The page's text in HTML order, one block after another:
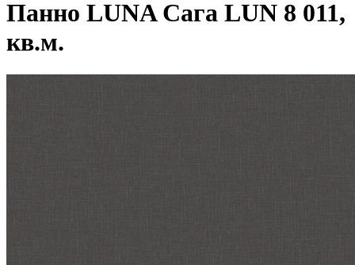
Панно LUNA Сага LUN 8 011,
кв.м.